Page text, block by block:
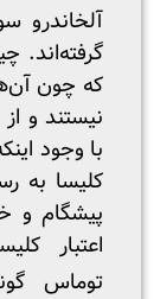
آلخاندرو
که چون
نیستند و
با وجود
کلیسا به
پیشگام و
اعتبار
توماس